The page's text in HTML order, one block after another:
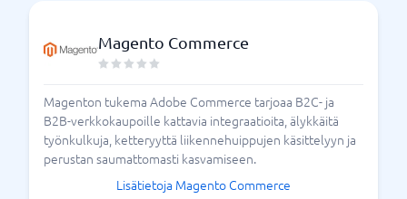
Magento Commerce
Magenton tukema Adobe Commerce tarjoaa B2C- ja
B2B-verkkokaupoille kattavia integraatioita, älykkäitä
työnkulkuja, ketteryyttä liikennehuippujen käsittelyyn ja
perustan saumattomasti kasvamiseen.
Lisätietoja Magento Commerce